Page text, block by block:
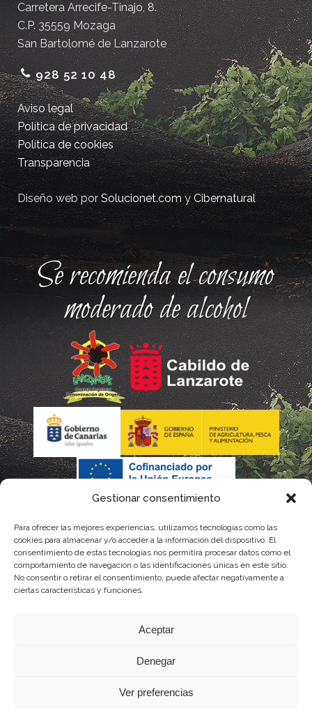
Gestionar consentimiento
Para ofrecer las mejores experiencias, utilizamos tecnologías como las
cookies para almacenar y/o acceder a la información del dispositivo. El
consentimiento de estas tecnologías nos permitirá procesar datos como el
comportamiento de navegación o las identificaciones únicas en este sitio.
No consentir o retirar el consentimiento, puede afectar negativamente a
ciertas características y funciones.
Aceptar
Denegar
Ver preferencias
Carretera Arrecife-Tinajo, 8.
C.P. 35559 Mozaga
San Bartolomé de Lanzarote
928 52 10 48
Aviso legal
Política de privacidad
Política de cookies
Transparencia
Diseño web porSolucionet.comyCibernatural
Se recomienda el consumo
moderado de alcohol
La gestión de la DOP Lanzarote realizada por este Consejo
Regulador es financiada, parcialmente, por el Gobierno de
Canarias
Instituto Canario de Calidad Agroalimentaria